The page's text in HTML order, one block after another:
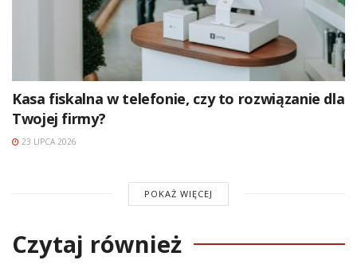
Kasa fiskalna w telefonie, czy to rozwiązanie dla
Twojej firmy?
23 LIPCA 2026
POKAŻ WIĘCEJ
Czytaj również